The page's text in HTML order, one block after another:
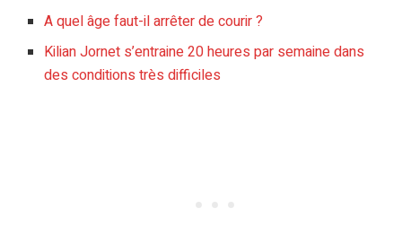
A quel âge faut-il arrêter de courir ?
Kilian Jornet s’entraine 20 heures par semaine dans
des conditions très difficiles